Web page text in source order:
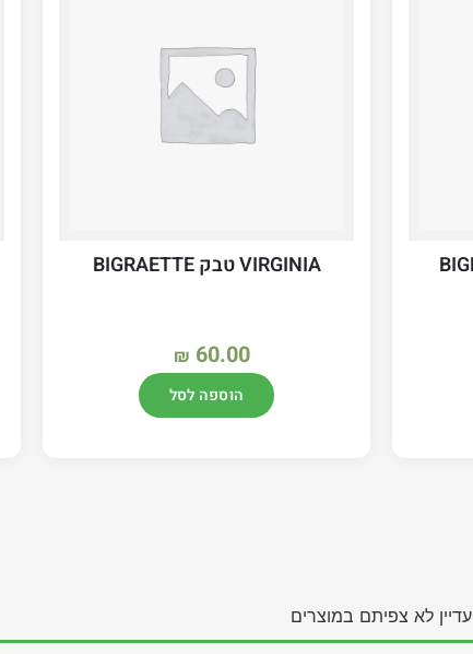
VIRGINIA טבק BIGRAETTE
₪ 60.00
הוספה לסל
עדיין לא צפיתם במוצרים